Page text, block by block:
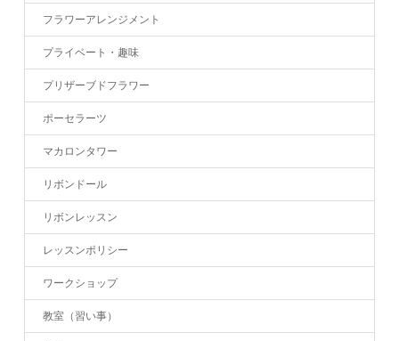
フラワーアレンジメント
プライベート・趣味
プリザーブドフラワー
ポーセラーツ
マカロンタワー
リボンドール
リボンレッスン
レッスンポリシー
ワークショップ
教室（習い事）